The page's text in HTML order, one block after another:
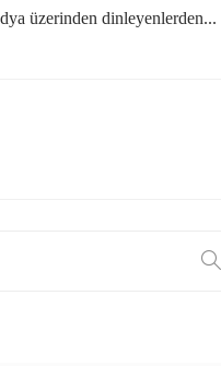
üzerinden dinleyenlerden...